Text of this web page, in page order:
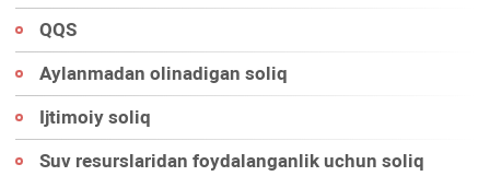
QQS
Aylanmadan olinadigan soliq
Ijtimoiy soliq
Suv resurslaridan foydalanganlik uchun soliq